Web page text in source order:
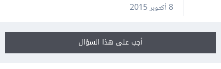
8 أكتوبر 2015
أجب على هذا السؤال